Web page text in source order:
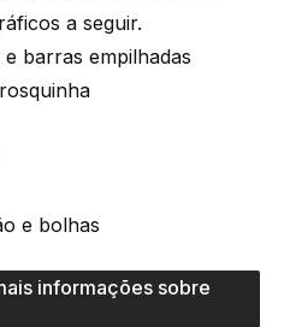
a seguir.
barras empilhadas
e bolhas
informações sobre